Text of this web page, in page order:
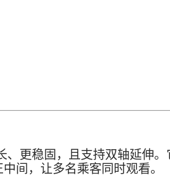
、更稳固，且支持双轴延伸。
间，让多名乘客同时观看。